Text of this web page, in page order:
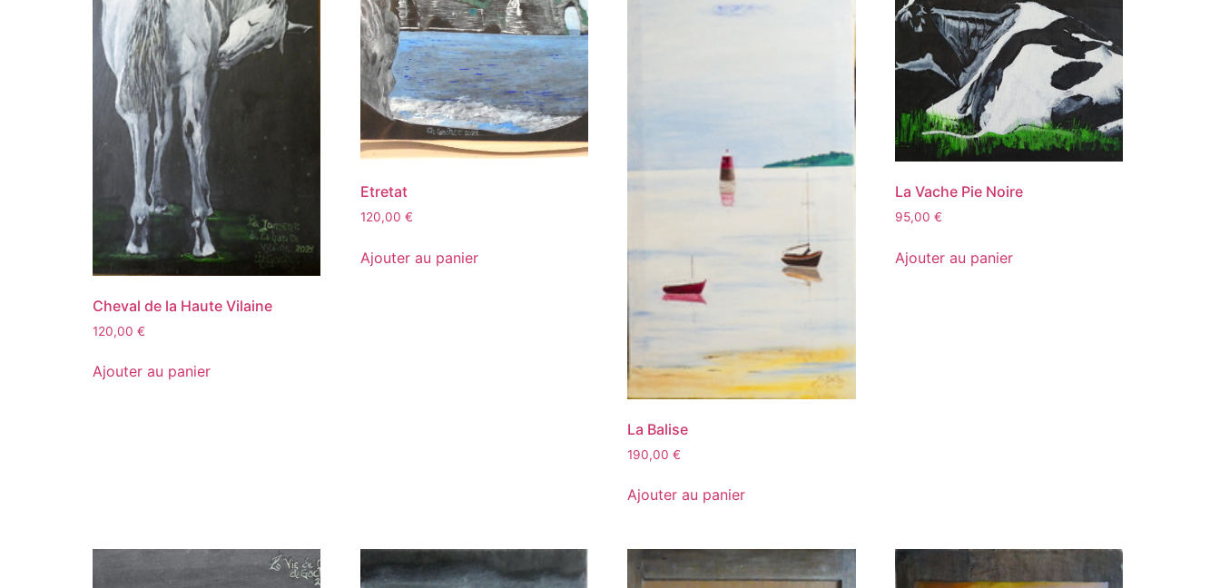
Cheval de la Haute Vilaine
120,00 €
Ajouter au panier
Etretat
120,00 €
Ajouter au panier
La Balise
190,00€
Ajouter au panier
La Vache Pie Noire
95,00€
Ajouter au panier